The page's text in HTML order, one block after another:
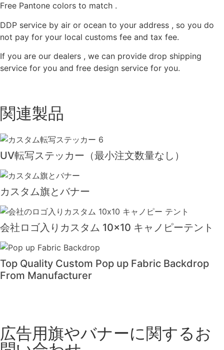
Free Pantone colors to match .
DDP service by air or ocean to your address , so you do
not pay for your local customs fee and tax fee.
If you are our dealers , we can provide drop shipping
service for you and free design service for you.
関連製品
UV転写ステッカー（最小注文数量なし）
カスタム旗とバナー
会社ロゴ入りカスタム 10×10 キャノピーテント
Top Quality Custom Pop up Fabric Backdrop
From Manufacturer
広告用旗やバナーに関するお